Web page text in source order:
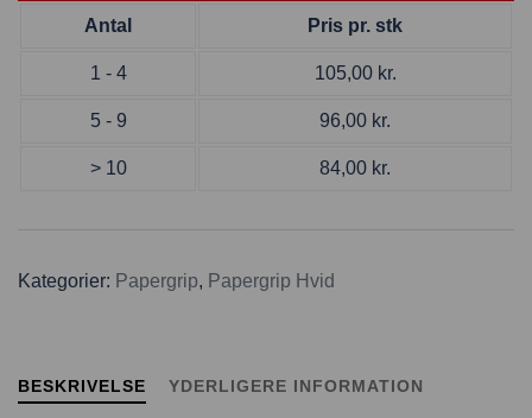
Antal Pris pr. stk
1 - 4 105,00 kr.
5 - 9 96,00 kr.
> 10 84,00 kr.
Kategorier: Papergrip, Papergrip Hvid
BESKRIVELSE YDERLIGERE INFORMATION